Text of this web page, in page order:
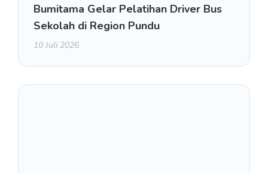
Bumitama Gelar Pelatihan Driver Bus
Sekolah di Region Pundu
10 Juli 2026